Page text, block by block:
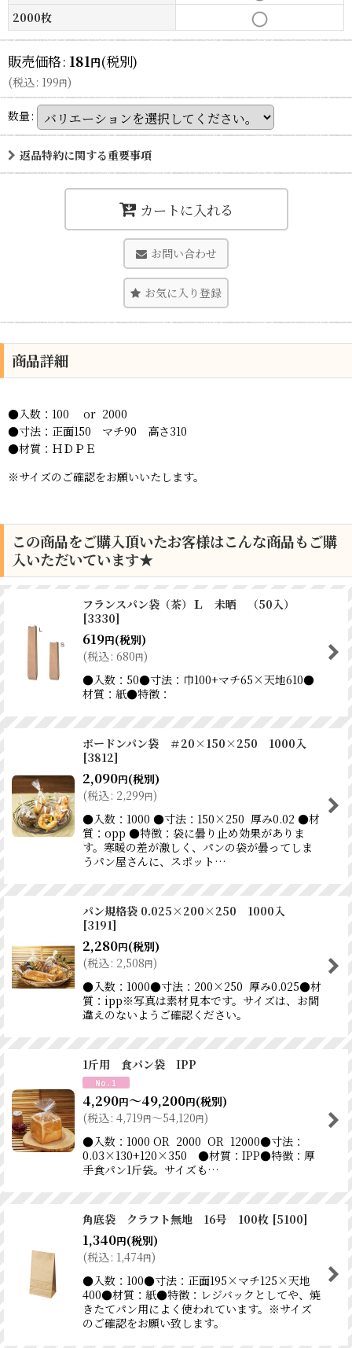
2000枚
販売価格: 181円(税別)
(税込: 199円)
数量:
返品特約に関する重要事項
カートに入れる
お問い合わせ
お気に入り登録
商品詳細
●入数：100 or 2000
●寸法：正面150 マチ90 高さ310
●材質：ＨＤＰＥ
※サイズのご確認をお願いいたします。
この商品をご購入頂いたお客様はこんな商品もご購
入いただいています★
フランスパン袋（茶）Ｌ 未晒 （50入）
[3330]
619円(税別)
(税込: 680円)
●入数：50●寸法：巾100+マチ65×天地610●
材質：紙●特徴：
ボードンパン袋 ＃20×150×250 1000入
[3812]
2,090円(税別)
(税込: 2,299円)
●入数：1000 ●寸法：150×250 厚み0.02 ●材
質：opp ●特徴：袋に曇り止め効果がありま
す。寒暖の差が激しく、パンの袋が曇ってしま
うパン屋さんに、スポット…
パン規格袋 0.025×200×250 1000入
[3191]
2,280円(税別)
(税込: 2,508円)
●入数：1000●寸法：200×250 厚み0.025●材
質：ipp※写真は素材見本です。サイズは、お間
違えのないようご確認ください。
1斤用 食パン袋 IPP
4,290円～49,200円(税別)
(税込: 4,719円～54,120円)
●入数：1000 OR 2000 OR 12000●寸法：
0.03×130+120×350 ●材質：IPP●特徴：厚
手食パン1斤袋。サイズも…
角底袋 クラフト無地 16号 100枚 [5100]
1,340円(税別)
(税込: 1,474円)
●入数：100●寸法：正面195×マチ125×天地
400●材質：紙●特徴：レジバックとしてや、焼
きたてパン用によく使われています。※サイズ
のご確認をお願い致します。